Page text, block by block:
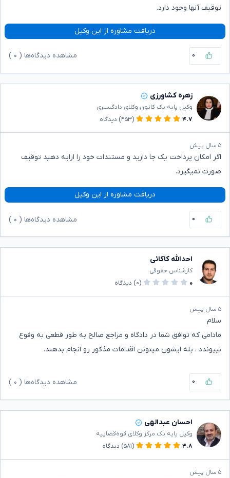
توقیف آنها وجود دارد.
دریافت مشاوره از این وکیل
۰ مشاهده دیدگاه‌ها ( ۰
زهره کشاورزی
وکیل پایه یک کانون وکلای دادگستری
۴.۷
(۴۵۳) دیدگاه
۵ سال پیش
اگر امکان پرداخت یک جا دارید و مستندات خود را ارایه دهید توقیف
صورت نمیگیرد.
دریافت مشاوره از این وکیل
۰ مشاهده دیدگاه‌ها ( ۰
احدالله کاکائی
کارشناس حقوقی
۰
(۰) دیدگاه
۵ سال پیش
سلام
مادامی که توافق شما در دادگاه و مراجع صالح به طور قطعی به وقوع
نپیوندد ، بله ایشون میتونن اقدامات مذکور رو انجام بدهند.
۰ مشاهده دیدگاه‌ها ( ۰
احسان عبدالهی
وکیل پایه یک مرکز وکلای قوه‌قضاییه
۴.۸
(۵۸۱) دیدگاه
۵ سال پیش